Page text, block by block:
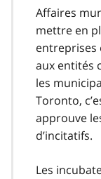
Affaires
mettre en
entreprises
aux entités
les
Toronto,
approuve
d’incitatifs.
Les